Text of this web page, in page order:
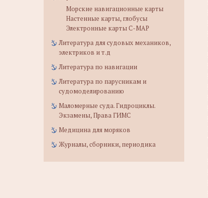
Морские навигационные карты
Настенные карты, глобусы
Электронные карты C-MAP
Литература для судовых механиков,
электриков и т.д
Литература по навигации
Литература по парусникам и
судомоделированию
Маломерные суда. Гидроциклы.
Экзамены, Права ГИМС
Медицина для моряков
Журналы, сборники, периодика